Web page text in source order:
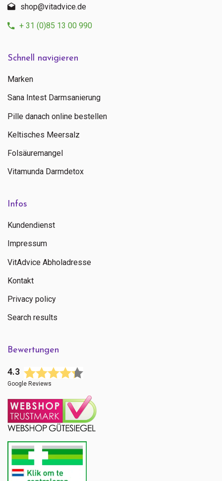
Schnell navigieren
Marken
Sana Intest Darmsanierung
Pille danach online bestellen
Keltisches Meersalz
Folsäuremangel
Vitamunda Darmdetox
Infos
Kundendienst
Impressum
VitAdvice Abholadresse
Kontakt
Privacy policy
Search results
Bewertungen
4.3
Google Reviews
shop@vitadvice.de
+ 31 (0)85 13 00 990